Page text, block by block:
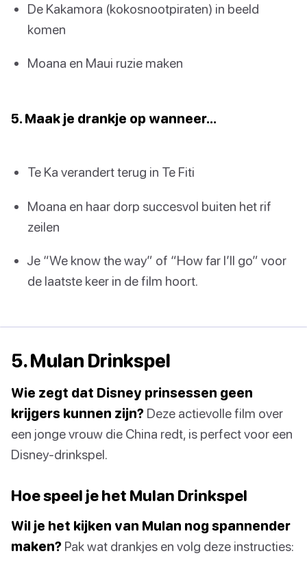
De Kakamora (kokosnootpiraten) in beeld
komen
Moana en Maui ruzie maken
5. Maak je drankje op wanneer…
Te Ka verandert terug in Te Fiti
Moana en haar dorp succesvol buiten het rif
zeilen
Je “We know the way” of “How far I’ll go” voor
de laatste keer in de film hoort.
5. Mulan Drinkspel
Wie zegt dat Disney prinsessen geen
krijgers kunnen zijn? Deze actievolle film over
een jonge vrouw die China redt, is perfect voor een
Disney-drinkspel.
Hoe speel je het Mulan Drinkspel
Wil je het kijken van Mulan nog spannender
maken? Pak wat drankjes en volg deze instructies: